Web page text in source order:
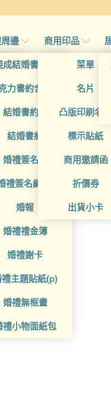
邊
成結婚書約夾
力書約含木座
結婚書約組
結婚書約
婚禮簽名簿
禮簽名綢(p)
婚報
婚禮禮金簿
婚禮謝卡
禮主題貼紙(p)
婚禮無框畫
禮小物面紙包
商用印品
菜單
名片
凸版印刷名片
標示貼紙
商用邀請函
折價券
出貨小卡